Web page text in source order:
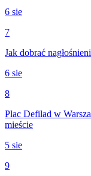
6 sie
7
Jak dobrać
6 sie
8
Plac Defilad w
mieście
5 sie
9